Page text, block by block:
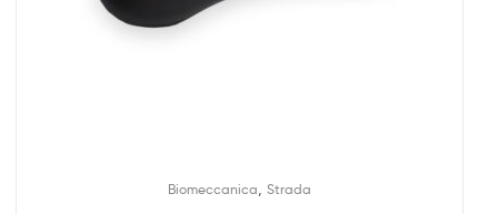
Biomeccanica Strada